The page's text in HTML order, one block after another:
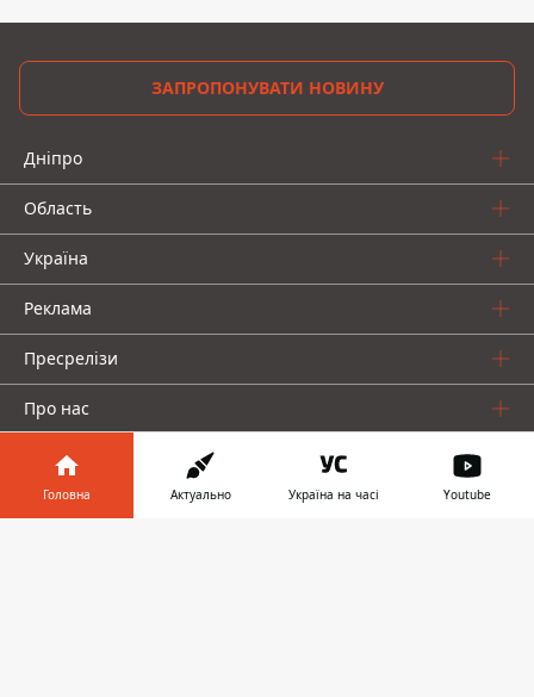
ЗАПРОПОНУВАТИ НОВИНУ
Дніпро
Область
Україна
Реклама
Пресрелізи
Про нас
Головна Актуально Україна на часі Youtube